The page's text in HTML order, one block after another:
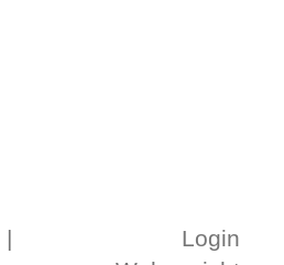
|
Login